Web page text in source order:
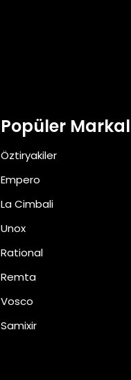
Popüler
Öztiryakiler
Empero
La Cimbali
Unox
Rational
Remta
Vosco
Samixir